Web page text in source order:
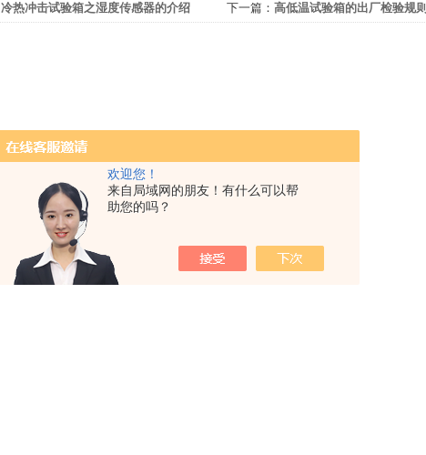
欢迎您！
来自局域网的朋友！有什么可以帮
助您的吗？
冷热冲击试验箱之湿度传感器的介绍 下一篇： 高低温试验箱的出厂检验规则